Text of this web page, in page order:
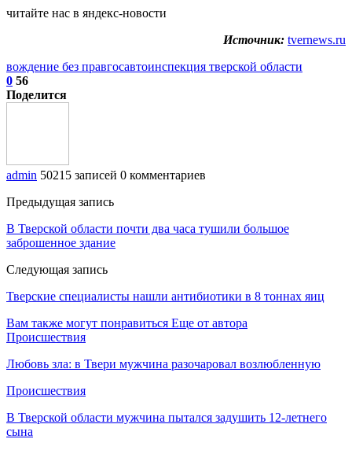
читайте нас в яндекс-новости
Источник: tvernews.ru
вождение без правгосавтоинспекция тверской области
0 56
Поделится
admin 50215 записей 0 комментариев
Предыдущая запись
В Тверской области почти два часа тушили большое
заброшенное здание
Следующая запись
Тверские специалисты нашли антибиотики в 8 тоннах яиц
Вам также могут понравиться Еще от автора
Происшествия
Любовь зла: в Твери мужчина разочаровал возлюбленную
Происшествия
В Тверской области мужчина пытался задушить 12-летнего
сына